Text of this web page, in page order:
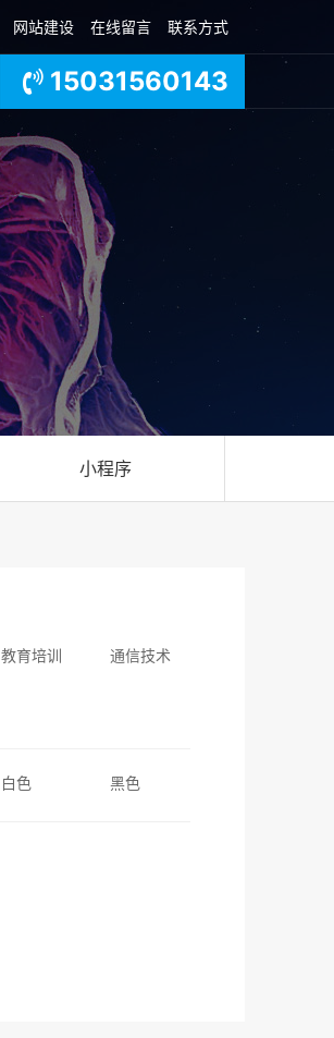
网站建设 在线留言 联系方式
15031560143
小程序
教育培训 通信技术
白色 黑色